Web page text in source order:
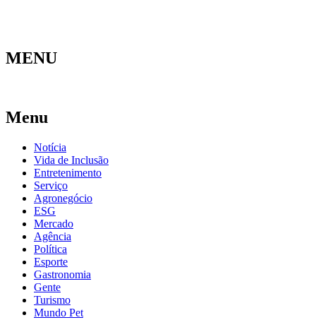
MENU
Menu
Notícia
Vida de Inclusão
Entretenimento
Serviço
Agronegócio
ESG
Mercado
Agência
Política
Esporte
Gastronomia
Gente
Turismo
Mundo Pet